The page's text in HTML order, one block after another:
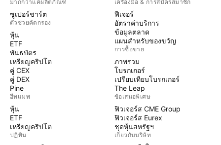
มากกว่าแค่ผลิตภัณฑ์
ซูเปอร์ชาร์ต
ตัวช่วยคัดกรอง
หุ้น
ETF
พันธบัตร
เหรียญคริปโต
คู่ CEX
คู่ DEX
Pine
ฮีทแมพ
หุ้น
ETF
เหรียญคริปโต
ปฏิทิน
เครื่องมือ & การสมัครสมาชิก
ฟีเจอร์
อัตราค่าบริการ
ข้อมูลตลาด
แผนสำหรับของขวัญ
การซื้อขาย
ภาพรวม
โบรกเกอร์
เปรียบเทียบโบรกเกอร์
The Leap
ข้อเสนอพิเศษ
ฟิวเจอร์ส CME Group
ฟิวเจอร์ส Eurex
ชุดหุ้นสหรัฐฯ
เกี่ยวกับบริษัท